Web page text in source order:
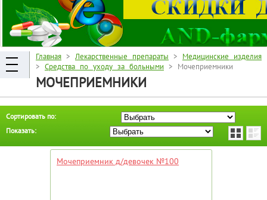
Главная > Лекарственные препараты > Медицинские изделия
> Средства по уходу за больными > Мочеприемники
МОЧЕПРИЕМНИКИ
Сортировать по:
Показать:
Мочеприемник д/девочек №100